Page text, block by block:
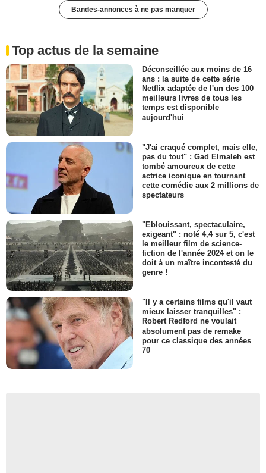
Bandes-annonces à ne pas manquer
Top actus de la semaine
Déconseillée aux moins de 16
ans : la suite de cette série
Netflix adaptée de l'un des 100
meilleurs livres de tous les
temps est disponible
aujourd'hui
"J'ai craqué complet, mais elle,
pas du tout" : Gad Elmaleh est
tombé amoureux de cette
actrice iconique en tournant
cette comédie aux 2 millions de
spectateurs
"Eblouissant, spectaculaire,
exigeant" : noté 4,4 sur 5, c'est
le meilleur film de science-
fiction de l'année 2024 et on le
doit à un maître incontesté du
genre !
"Il y a certains films qu'il vaut
mieux laisser tranquilles" :
Robert Redford ne voulait
absolument pas de remake
pour ce classique des années
70